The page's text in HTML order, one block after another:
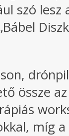
szó
össze
míg